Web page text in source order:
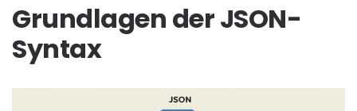
Grundlagen der JSON-
Syntax